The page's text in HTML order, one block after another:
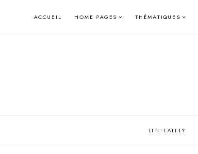
ACCUEIL HOME PAGES THÉMATIQUES
LIFE LATELY